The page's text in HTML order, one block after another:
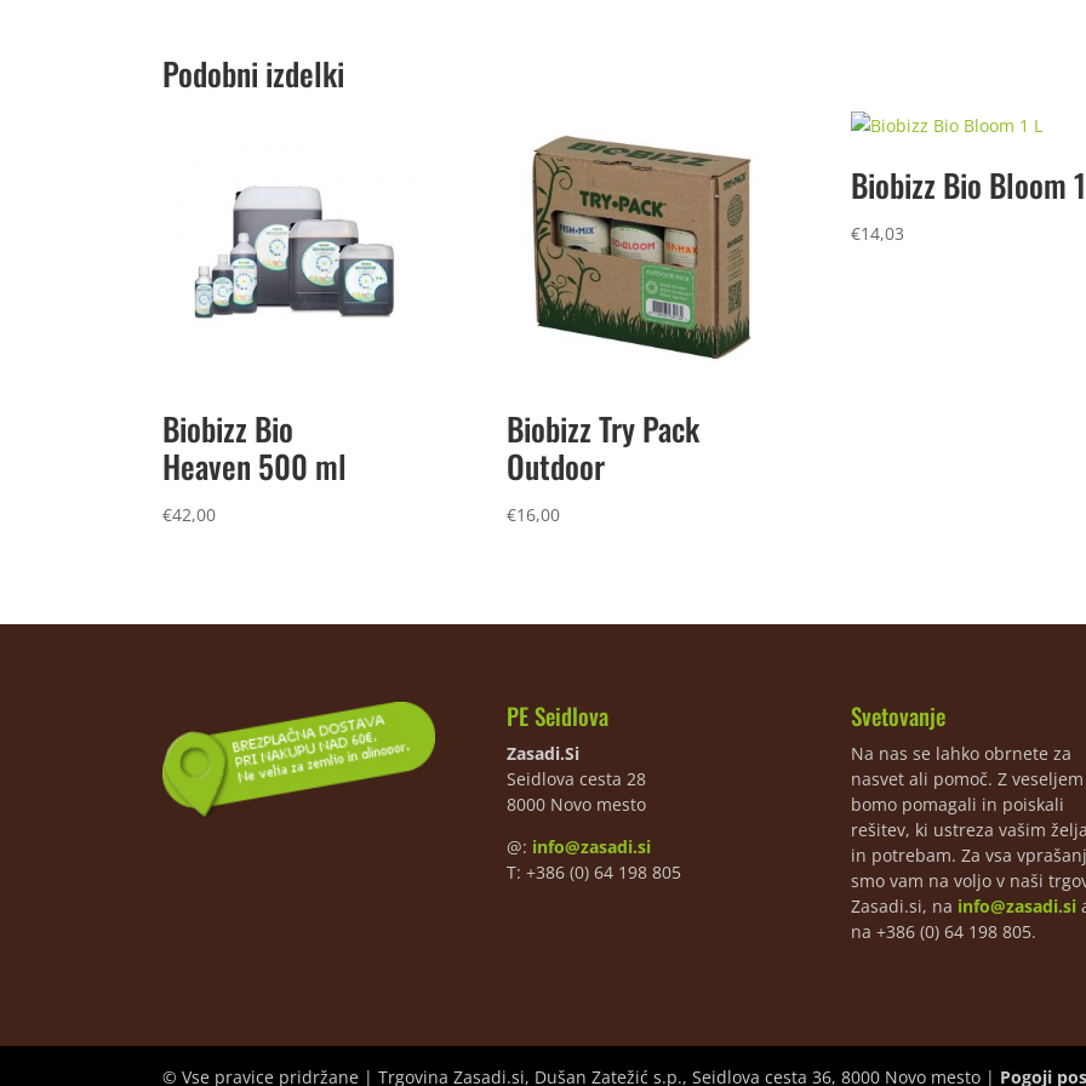
Podobni izdelki
Biobizz Bio
Heaven 500 ml
€42,00
Biobizz Try Pack
Outdoor
€16,00
Biobizz Bio Bloom
€14,03
PE Seidlova
Zasadi.Si
Seidlova cesta 28
8000 Novo mesto
@: info@zasadi.si
T: +386 (0) 64 198 805
Svetovanje
Na nas se lahko obrnete za
nasvet ali pomoč. Z
bomo pomagali in poiskali
rešitev, ki ustreza vašim
in potrebam. Za vsa
smo vam na voljo v naši
Zasadi.si, na info@zasadi.si
na +386 (0) 64 198 805.
© Vse pravice pridržane | Trgovina Zasadi.si, Dušan Zatežić s.p., Seidlova cesta 36, 8000 Novo mesto | Pogoji